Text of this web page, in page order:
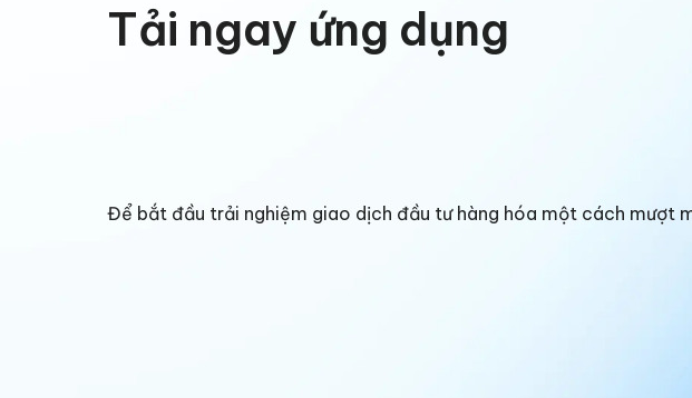
Tải ngay ứng dụng
Để bắt đầu trải nghiệm giao dịch đầu tư hàng hóa một cách mượt